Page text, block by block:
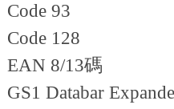
Code 93
Code 128
EAN 8/13碼
GS1 Databar